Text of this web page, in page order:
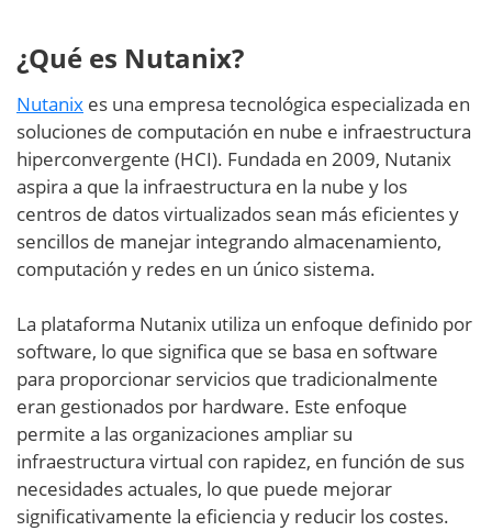
¿Qué es Nutanix?
Nutanix es una empresa tecnológica especializada en
soluciones de computación en nube e infraestructura
hiperconvergente (HCI). Fundada en 2009, Nutanix
aspira a que la infraestructura en la nube y los
centros de datos virtualizados sean más eficientes y
sencillos de manejar integrando almacenamiento,
computación y redes en un único sistema.
La plataforma Nutanix utiliza un enfoque definido por
software, lo que significa que se basa en software
para proporcionar servicios que tradicionalmente
eran gestionados por hardware. Este enfoque
permite a las organizaciones ampliar su
infraestructura virtual con rapidez, en función de sus
necesidades actuales, lo que puede mejorar
significativamente la eficiencia y reducir los costes.